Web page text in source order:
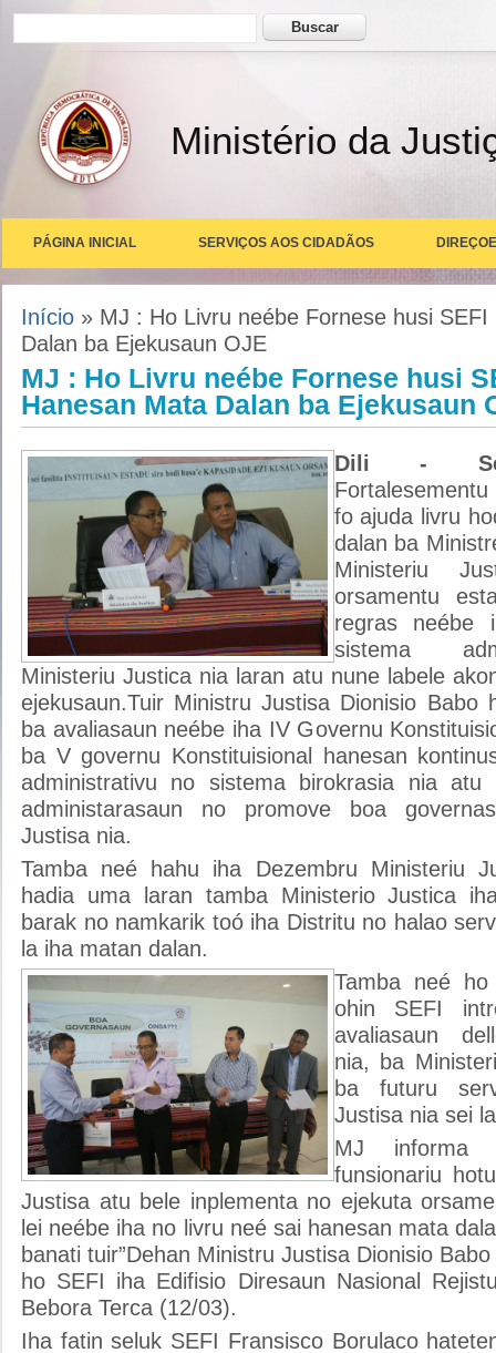
Formulário de busca Buscar
Ministério da
PÁGINA INICIAL SERVIÇOS AOS CIDADÃOS
Você está aqui
Início » MJ : Ho Livru neébe Fornese husi
Dalan ba Ejekusaun OJE
MJ : Ho Livru neébe Fornese husi
Hanesan Mata Dalan ba Ejekusaun
Dili -
fo ajuda livru
dalan ba
Ministeriu
orsamentu
regras neébe
sistema
Ministeriu Justica nia laran atu nune labele
ejekusaun.Tuir Ministru Justisa Dionisio Babo
ba avaliasaun neébe iha IV Governu
ba V governu Konstituisional hanesan
administrativu no sistema birokrasia nia atu
administarasaun no promove boa
Justisa nia.
Tamba neé hahu iha Dezembru Ministeriu
hadia uma laran tamba Ministerio Justica
barak no namkarik toó iha Distritu no halao
la iha matan dalan.
Tamba neé
ohin SEFI
avaliasaun
nia, ba
ba futuru
Justisa nia sei
MJ informa
funsionariu
Justisa atu bele inplementa no ejekuta
lei neébe iha no livru neé sai hanesan mata
banati tuir”Dehan Ministru Justisa Dionisio
ho SEFI iha Edifisio Diresaun Nasional
Bebora Terca (12/03).
Iha fatin seluk SEFI Fransisco Borulaco